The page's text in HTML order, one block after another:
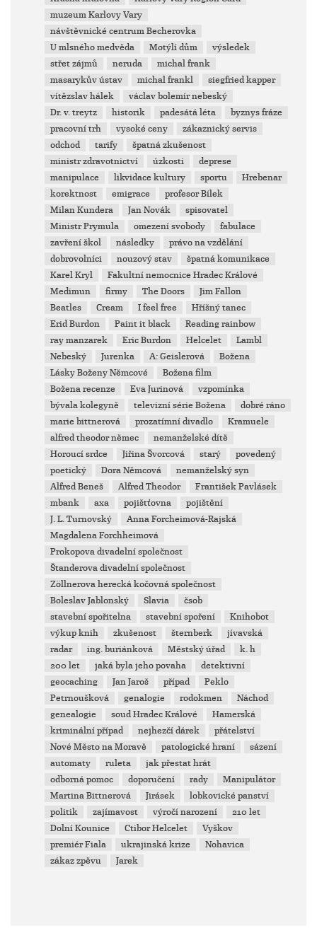
muzeum Karlovy Vary
návštěvnické centrum Becherovka
U mlsného medvěda
Motýlí dům
výsledek
střet zájmů
neruda
michal frank
masarykův ústav
michal frankl
siegfried kapper
vítězslav hálek
václav bolemír nebeský
Dr. v. treytz
historik padesátá léta
byznys fráze
pracovní trh
vysoké ceny
zákaznický servis
odchod
tarify
špatná zkušenost
ministr zdravotnictví
úzkosti
deprese
manipulace
likvidace kultury sportu
Hrebenar
korektnost
emigrace
profesor Bílek
Milan Kundera
Jan Novák
spisovatel
Ministr Prymula
omezení svobody
fabulace
zavření škol
následky
právo na vzdělání
dobrovolníci
nouzový stav
špatná komunikace
Karel Kryl
Fakultní nemocnice Hradec Králové
Medimun
firmy The Doors
Jim Fallon
Beatles
Cream I feel free
Hříšný tanec
Erid Burdon
Paint it black
Reading rainbow
ray manzarek
Eric Burdon Helcelet
Lambl
Nebeský
Jurenka A: Geislerová
Božena
Lásky Boženy Němcové
Božena film
Božena recenze
Eva Jurinová
vzpomínka
bývala kolegyně
televizní série Božena
dobré ráno
marie bittnerová
prozatímní divadlo
Kramuele
alfred theodor němec
nemanželské dítě
Horoucí srdce
Jiřina Švorcová starý
povedený
poetický
Dora Němcová
nemanželský syn
Alfred Beneš
Alfred Theodor
František Pavlásek
mbank
axa pojištťovna
pojištění
J. L. Turnovský
Anna Forcheimová-Rajská
Magdalena Forchheimová
Prokopova divadelní společnost
Štanderova divadelní společnost
Zöllnerova herecká kočovná společnost
Boleslav Jablonský
Slavia
čsob
stavební spořitelna
stavební spoření
Knihobot
výkup knih
zkušenost šternberk
jívavská
radar
ing. buriánková Městský úřad
k. h
200 let
jaká byla jeho povaha
detektivní
geocaching
Jan Jaroš případ
Peklo
Petrnoušková
genalogie rodokmen
Náchod
genealogie
soud Hradec Králové
Hamerská
kriminální případ
nejhezčí dárek
přátelství
Nové Město na Moravě
patologické hraní
sázení
automaty
ruleta
jak přestat hrát
odborná pomoc
doporučení rady
Manipulátor
Martina Bittnerová
Jirásek
lobkovické panství
politik
zajímavost výročí narození
210 let
Dolní Kounice
Ctibor Helcelet
Vyškov
premiér Fiala
ukrajinská krize
Nohavica
zákaz zpěvu
Jarek